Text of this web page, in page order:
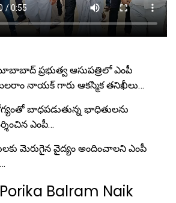
ప్రభుత్వ ఆసుపత్రిలో ఎంపీ
నాయక్ గారు ఆకస్మిక తనిఖీలు…
బాధపడుతున్న భాధితులను
ఎంపీ…
మెరుగైన వైద్యం అందించాలని ఎంపీ
Balram Naik